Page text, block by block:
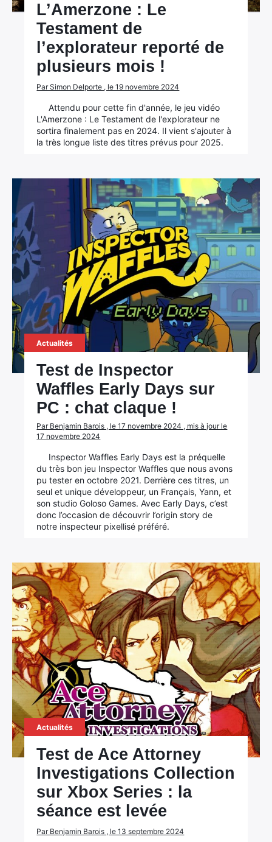
L’Amerzone : Le
Testament de
l’explorateur reporté de
plusieurs mois !
Par Simon Delporte , le 19 novembre 2024
Attendu pour cette fin d'année, le jeu vidéo
L'Amerzone : Le Testament de l'explorateur ne
sortira finalement pas en 2024. Il vient s'ajouter à
la très longue liste des titres prévus pour 2025.
Actualités
Test de Inspector
Waffles Early Days sur
PC : chat claque !
Par Benjamin Barois , le 17 novembre 2024 , mis à jour le
17 novembre 2024
Inspector Waffles Early Days est la préquelle
du très bon jeu Inspector Waffles que nous avons
pu tester en octobre 2021. Derrière ces titres, un
seul et unique développeur, un Français, Yann, et
son studio Goloso Games. Avec Early Days, c’est
donc l’occasion de découvrir l’origin story de
notre inspecteur pixellisé préféré.
Actualités
Test de Ace Attorney
Investigations Collection
sur Xbox Series : la
séance est levée
Par Benjamin Barois , le 13 septembre 2024